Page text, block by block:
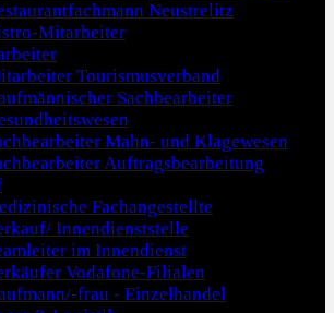
Neustrelitz
Mitarbeiter
Tourismusverband
Sachbearbeiter
Mahn- und Klagewesen
Auftragsbearbeitung
Fachangestellte
Innendienststelle
im Innendienst
Vodafone-Filialen
frau - Einzelhandel